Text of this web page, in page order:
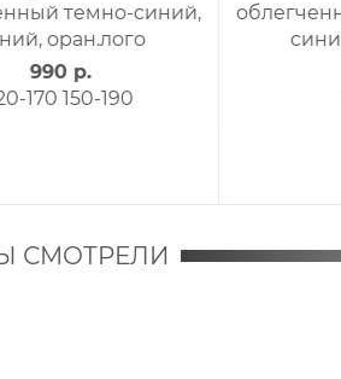
облегченный серый,
темный синий,
СМОТРЕЛИ